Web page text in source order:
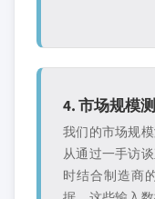
4. 市场规模
我们的市场规
从通过一手访
时结合制造商